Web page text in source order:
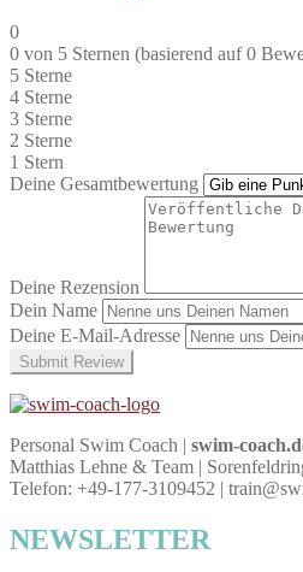
0
0 von 5 Sternen (basierend auf 0
5 Sterne
4 Sterne
3 Sterne
2 Sterne
1 Stern
Deine Gesamtbewertung
Deine Rezension
Dein Name
Deine E-Mail-Adresse
Submit Review
Personal Swim Coach | swim-
Matthias Lehne & Team |
Telefon: +49-177-3109452 |
NEWSLETTER